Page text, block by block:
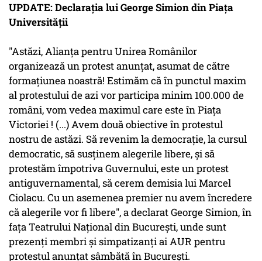
UPDATE: Declarația lui George Simion din Piața
Universității
"Astăzi, Alianţa pentru Unirea Românilor
organizează un protest anunţat, asumat de către
formaţiunea noastră! Estimăm că în punctul maxim
al protestului de azi vor participa minim 100.000 de
români, vom vedea maximul care este în Piaţa
Victoriei ! (...) Avem două obiective în protestul
nostru de astăzi. Să revenim la democraţie, la cursul
democratic, să susţinem alegerile libere, şi să
protestăm împotriva Guvernului, este un protest
antiguvernamental, să cerem demisia lui Marcel
Ciolacu. Cu un asemenea premier nu avem încredere
că alegerile vor fi libere", a declarat George Simion, în
faţa Teatrului Naţional din Bucureşti, unde sunt
prezenţi membri şi simpatizanţi ai AUR pentru
protestul anunţat sâmbătă în Bucureşti.